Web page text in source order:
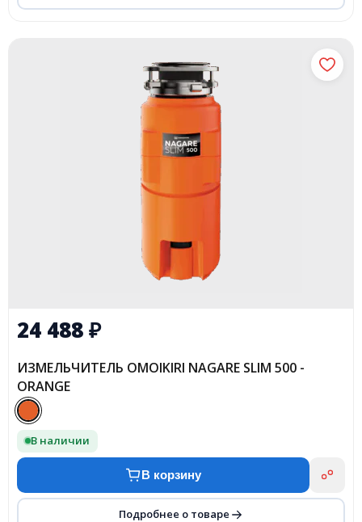
24 488₽
ИЗМЕЛЬЧИТЕЛЬ OMOIKIRI NAGARE SLIM 500 -
ORANGE
В наличии
В корзину
Подробнее о товаре